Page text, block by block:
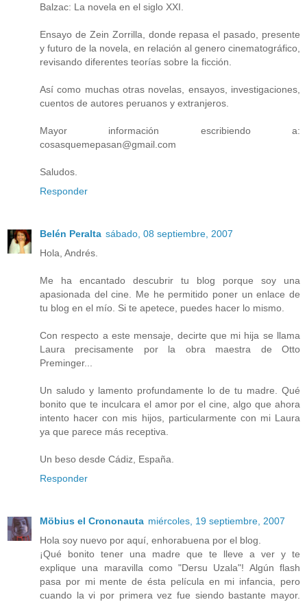
Balzac: La novela en el siglo XXI.
Ensayo de Zein Zorrilla, donde repasa el pasado, presente
y futuro de la novela, en relación al genero cinematográfico,
revisando diferentes teorías sobre la ficción.
Así como muchas otras novelas, ensayos, investigaciones,
cuentos de autores peruanos y extranjeros.
Mayor información escribiendo a:
cosasquemepasan@gmail.com
Saludos.
Responder
Belén Peralta sábado, 08 septiembre, 2007
Hola, Andrés.
Me ha encantado descubrir tu blog porque soy una
apasionada del cine. Me he permitido poner un enlace de
tu blog en el mío. Si te apetece, puedes hacer lo mismo.
Con respecto a este mensaje, decirte que mi hija se llama
Laura precisamente por la obra maestra de Otto
Preminger...
Un saludo y lamento profundamente lo de tu madre. Qué
bonito que te inculcara el amor por el cine, algo que ahora
intento hacer con mis hijos, particularmente con mi Laura
ya que parece más receptiva.
Un beso desde Cádiz, España.
Responder
Möbius el Crononauta miércoles, 19 septiembre, 2007
Hola soy nuevo por aquí, enhorabuena por el blog.
¡Qué bonito tener una madre que te lleve a ver y te
explique una maravilla como "Dersu Uzala"! Algún flash
pasa por mi mente de ésta película en mi infancia, pero
cuando la vi por primera vez fue siendo bastante mayor.